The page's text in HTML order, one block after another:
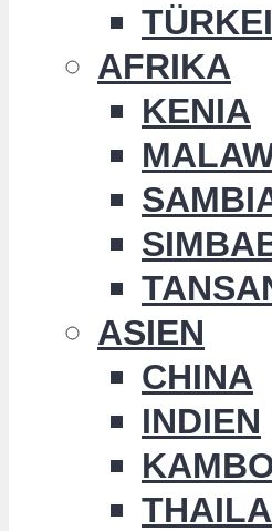
TÜRKEI
AFRIKA
KENIA
ASIEN
CHINA
INDIEN